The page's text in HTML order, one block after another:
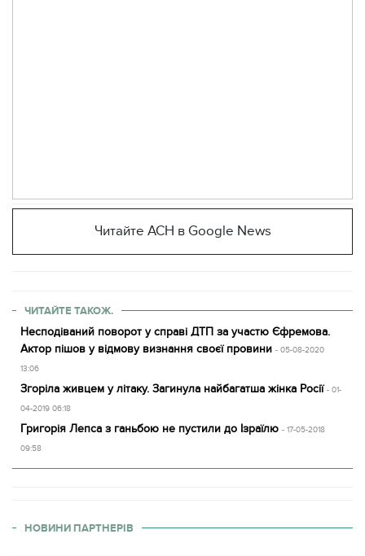
Читайте АСН в Google News
ЧИТАЙТЕ ТАКОЖ.
Несподіваний поворот у справі ДТП за участю Єфремова.
Актор пішов у відмову визнання своєї провини - 05-08-2020
13:06
Згоріла живцем у літаку. Загинула найбагатша жінка Росії - 01-
04-2019 06:18
Григорія Лепса з ганьбою не пустили до Ізраїлю - 17-05-2018
09:58
НОВИНИ ПАРТНЕРІВ